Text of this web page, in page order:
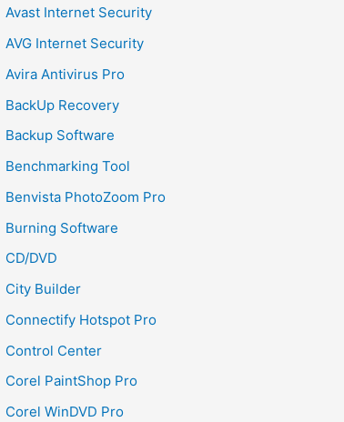
Avast Internet Security
AVG Internet Security
Avira Antivirus Pro
BackUp Recovery
Backup Software
Benchmarking Tool
Benvista PhotoZoom Pro
Burning Software
CD/DVD
City Builder
Connectify Hotspot Pro
Control Center
Corel PaintShop Pro
Corel WinDVD Pro